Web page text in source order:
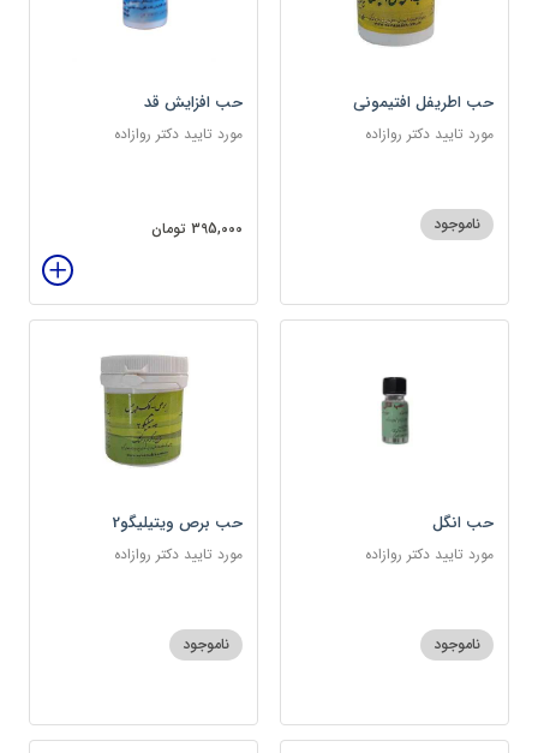
حب اطریفل افتیمونی
مورد تایید دکتر روازاده
ناموجود
حب افزایش قد
مورد تایید دکتر روازاده
395,000 تومان
حب انگل
مورد تایید دکتر روازاده
ناموجود
حب برص ویتیلیگو2
مورد تایید دکتر روازاده
ناموجود